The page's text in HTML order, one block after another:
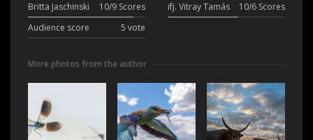
Britta Jaschinski
10/9 Scores ifj. Vitray Tamás
10/6 Scores
Audience score
5 vote
More photos from the author